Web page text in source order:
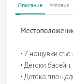
Описание Условия
• 7 нощувки със
• Детски басейн;
• Детска